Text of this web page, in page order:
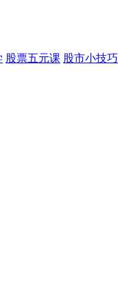
股票五元课 股市小技巧